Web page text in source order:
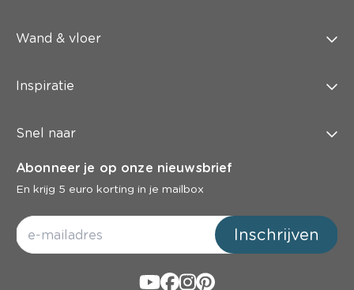
Wand & vloer
Inspiratie
Snel naar
Abonneer je op onze nieuwsbrief
En krijg 5 euro korting in je mailbox
Inschrijven